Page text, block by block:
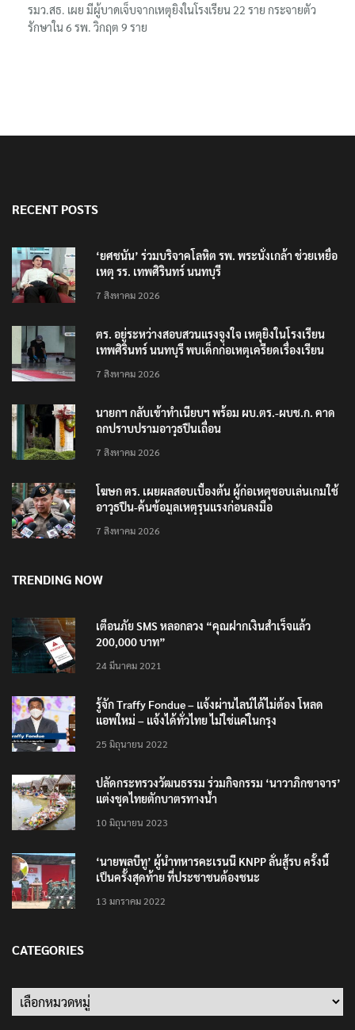
รมว.สธ. เผย มีผู้บาดเจ็บจากเหตุยิงในโรงเรียน 22 ราย กระจายตัว
รักษาใน 6 รพ. วิกฤต 9 ราย
RECENT POSTS
‘ยศชนัน’ ร่วมบริจาคโลหิต รพ. พระนั่งเกล้า ช่วยเหยื่อ
เหตุ รร. เทพศิรินทร์ นนทบุรี
7 สิงหาคม 2026
ตร. อยู่ระหว่างสอบสวนแรงจูงใจ เหตุยิงในโรงเรียน
เทพศิรินทร์ นนทบุรี พบเด็กก่อเหตุเครียดเรื่องเรียน
7 สิงหาคม 2026
นายกฯ กลับเข้าทำเนียบฯ พร้อม ผบ.ตร.-ผบช.ก. คาด
ถกปราบปรามอาวุธปืนเถื่อน
7 สิงหาคม 2026
โฆษก ตร. เผยผลสอบเบื้องต้น ผู้ก่อเหตุชอบเล่นเกมใช้
อาวุธปืน-ค้นข้อมูลเหตุรุนแรงก่อนลงมือ
7 สิงหาคม 2026
TRENDING NOW
เตือนภัย SMS หลอกลวง “คุณฝากเงินสำเร็จแล้ว
200,000 บาท”
24 มีนาคม 2021
รู้จัก Traffy Fondue – แจ้งผ่านไลน์ได้ไม่ต้อง โหลด
แอพใหม่ – แจ้งได้ทั่วไทย ไม่ใช่แค่ในกรุง
25 มิถุนายน 2022
ปลัดกระทรวงวัฒนธรรม ร่วมกิจกรรม ‘นาวาภิกขาจาร’
แต่งชุดไทยตักบาตรทางน้ำ
10 มิถุนายน 2023
‘นายพลบีทู’ ผู้นำทหารคะเรนนี KNPP ลั่นสู้รบ ครั้งนี้
เป็นครั้งสุดท้าย ที่ประชาชนต้องชนะ
13 มกราคม 2022
CATEGORIES
Categories